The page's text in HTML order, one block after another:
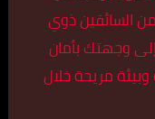
السائقين ذوي
وجهتك بأمان
مريحة خلال